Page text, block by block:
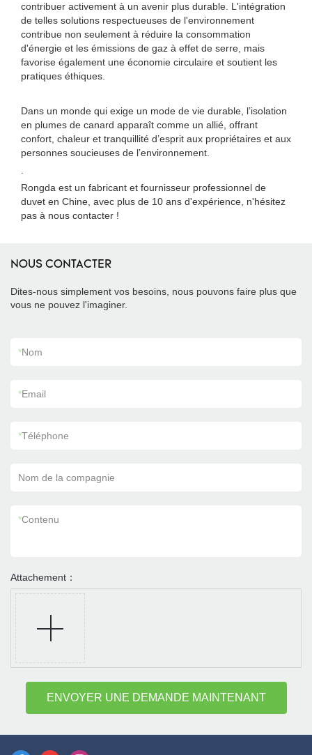
contribuer activement à un avenir plus durable. L'intégration
de telles solutions respectueuses de l'environnement
contribue non seulement à réduire la consommation
d'énergie et les émissions de gaz à effet de serre, mais
favorise également une économie circulaire et soutient les
pratiques éthiques.
Dans un monde qui exige un mode de vie durable, l’isolation
en plumes de canard apparaît comme un allié, offrant
confort, chaleur et tranquillité d’esprit aux propriétaires et aux
personnes soucieuses de l’environnement.
Rongda est un fabricant et fournisseur professionnel de
duvet en Chine, avec plus de 10 ans d'expérience, n'hésitez
pas à nous contacter !
NOUS CONTACTER
Dites-nous simplement vos besoins, nous pouvons faire plus que
vous ne pouvez l'imaginer.
*Nom
*Email
*Téléphone
Nom de la compagnie
*Contenu
Attachement：
ENVOYER UNE DEMANDE MAINTENANT